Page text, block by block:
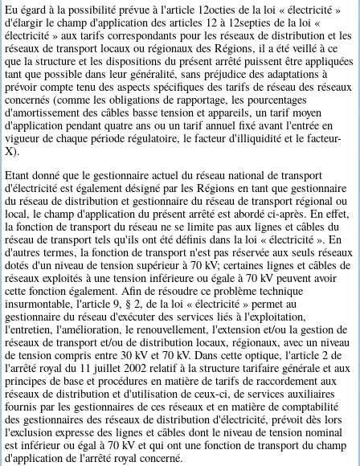
Eu égard à la possibilité prévue à l'article 12octies de la loi « électricité »
d'élargir le champ d'application des articles 12 à 12septies de la loi «
électricité » aux tarifs correspondants pour les réseaux de distribution et les
réseaux de transport locaux ou régionaux des Régions, il a été veillé à ce
que la structure et les dispositions du présent arrêté puissent être appliquées
tant que possible dans leur généralité, sans préjudice des adaptations à
prévoir compte tenu des aspects spécifiques des tarifs de réseau des réseaux
concernés (comme les obligations de rapportage, les pourcentages
d'amortissement des câbles basse tension et appareils, un tarif moyen
d'application pendant quatre ans ou un tarif annuel fixé avant l'entrée en
vigueur de chaque période régulatoire, le facteur d'illiquidité et le facteur-
X).
Etant donné que le gestionnaire actuel du réseau national de transport
d'électricité est également désigné par les Régions en tant que gestionnaire
du réseau de distribution et gestionnaire du réseau de transport régional ou
local, le champ d'application du présent arrêté est abordé ci-après. En effet,
la fonction de transport du réseau ne se limite pas aux lignes et câbles du
réseau de transport tels qu'ils ont été définis dans la loi « électricité ». En
d'autres termes, la fonction de transport n'est pas réservée aux seuls réseaux
dotés d'un niveau de tension supérieur à 70 kV; certaines lignes et câbles de
réseaux exploités à une tension inférieure ou égale à 70 kV peuvent avoir
cette fonction également. Afin de résoudre ce problème technique
insurmontable, l'article 9, § 2, de la loi « électricité » permet au
gestionnaire du réseau d'exécuter des services liés à l'exploitation,
l'entretien, l'amélioration, le renouvellement, l'extension et/ou la gestion de
réseaux de transport et/ou de distribution locaux, régionaux, avec un niveau
de tension compris entre 30 kV et 70 kV. Dans cette optique, l'article 2 de
l'arrêté royal du 11 juillet 2002 relatif à la structure tarifaire générale et aux
principes de base et procédures en matière de tarifs de raccordement aux
réseaux de distribution et d'utilisation de ceux-ci, de services auxiliaires
fournis par les gestionnaires de ces réseaux et en matière de comptabilité
des gestionnaires des réseaux de distribution d'électricité, prévoit dès lors
l'exclusion expresse des lignes et câbles dont le niveau de tension nominal
est inférieur ou égal à 70 kV et qui ont une fonction de transport du champ
d'application de l'arrêté royal concerné.